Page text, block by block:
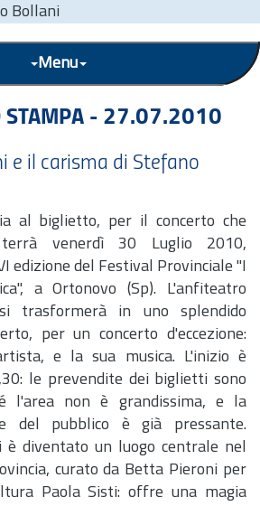
Bollani
Menu
STAMPA - 27.07.2010
e il carisma di Stefano
al biglietto, per il concerto che
venerdì 30 Luglio 2010,
edizione del Festival Provinciale "I
a Ortonovo (Sp). L'anfiteatro
trasformerà in uno splendido
per un concerto d'eccezione:
e la sua musica. L'inizio è
le prevendite dei biglietti sono
l'area non è grandissima, e la
del pubblico è già pressante.
è diventato un luogo centrale nel
curato da Betta Pieroni per
Paola Sisti: offre una magia